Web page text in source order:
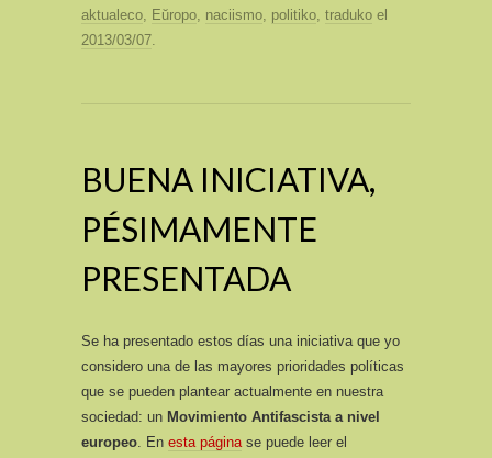
aktualeco, Eŭropo, naciismo, politiko, traduko el
2013/03/07.
BUENA INICIATIVA,
PÉSIMAMENTE
PRESENTADA
Se ha presentado estos días una iniciativa que yo
considero una de las mayores prioridades políticas
que se pueden plantear actualmente en nuestra
sociedad: un Movimiento Antifascista a nivel
europeo. En esta páginase puede leer el